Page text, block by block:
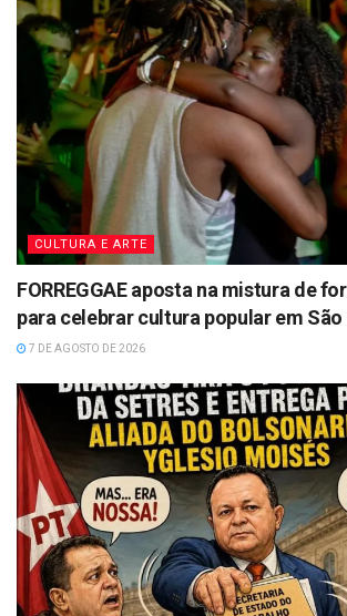
CULTURA E ARTE
FORREGGAE aposta na mistura de
para celebrar cultura popular em São
7 DE AGOSTO DE 2026